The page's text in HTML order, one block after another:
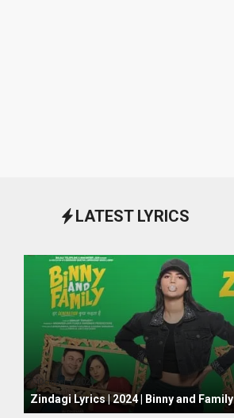
LATEST LYRICS
October 1, 2024
Zindagi Lyrics | 2024 | Binny and Family